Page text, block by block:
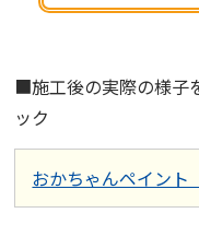
■施工後の実際の様子
ック
おかちゃんペイント